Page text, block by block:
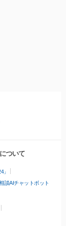
ついて
」
談AIチャットボット